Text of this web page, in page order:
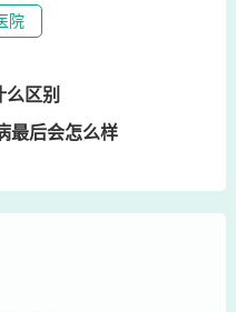
院
区别
最后会怎么样